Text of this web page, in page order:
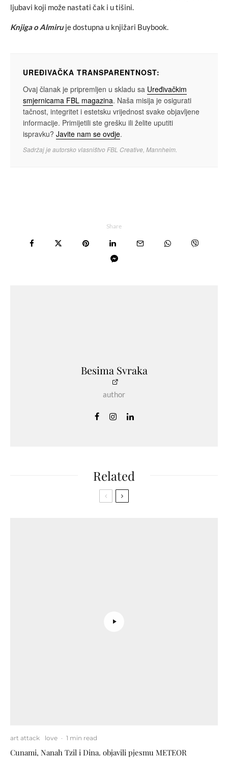
ljubavi koji može nastati čak i u tišini.
Knjiga o Almiruje dostupna u knjižari Buybook.
UREĐIVAČKA TRANSPARENTNOST:
Ovaj članak je pripremljen u skladu sa Uređivačkim
smjernicama FBL magazina. Naša misija je osigurati
tačnost, integritet i estetsku vrijednost svake objavljene
informacije. Primijetili ste grešku ili želite uputiti
ispravku? Javite nam se ovdje.
Sadržaj je autorsko vlasništvo FBL Creative, Mannheim.
Share
Besima Svraka
author
Related
art attack love · 1 min read
Cunami, Nanah Tzil i Dina. objavili pjesmu METEOR